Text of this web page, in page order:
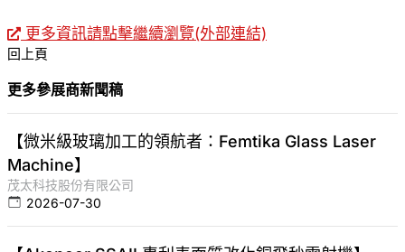
更多資訊請點擊繼續瀏覽(外部連結)
回上頁
更多參展商新聞稿
【微米級玻璃加工的領航者：Femtika Glass Laser
Machine】
茂太科技股份有限公司
2026-07-30